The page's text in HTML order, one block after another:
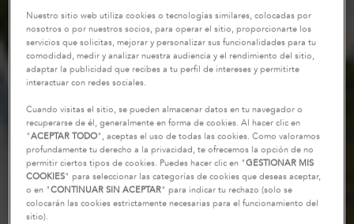
Nuestro sitio web utiliza cookies o tecnologías similares, colocadas por
nosotros o por nuestros socios, para operar el sitio, proporcionarte los
servicios que solicitas, mejorar y personalizar sus funcionalidades para tu
comodidad, medir y analizar nuestra audiencia y el rendimiento del sitio,
adaptar la publicidad que recibes a tu perfil de intereses y permitirte
interactuar con redes sociales.
Cuando visitas el sitio, se pueden almacenar datos en tu navegador o
recuperarse de él, generalmente en forma de cookies. Al hacer clic en
"ACEPTAR TODO", aceptas el uso de todas las cookies. Como valoramos
profundamente tu derecho a la privacidad, te ofrecemos la opción de no
permitir ciertos tipos de cookies. Puedes hacer clic en "GESTIONAR MIS
COOKIES" para seleccionar las categorías de cookies que deseas aceptar,
o en "CONTINUAR SIN ACEPTAR" para indicar tu rechazo (solo se
colocarán las cookies estrictamente necesarias para el funcionamiento del
sitio).